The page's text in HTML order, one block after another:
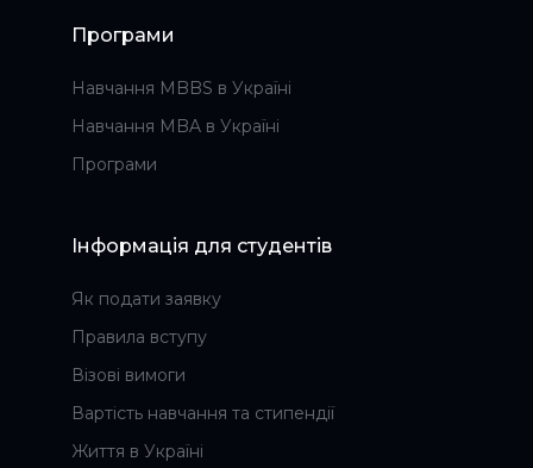
Програми
Навчання MBBS в Україні
Навчання MBA в Україні
Програми
Інформація для студентів
Як подати заявку
Правила вступу
Візові вимоги
Вартість навчання та стипендії
Життя в Україні